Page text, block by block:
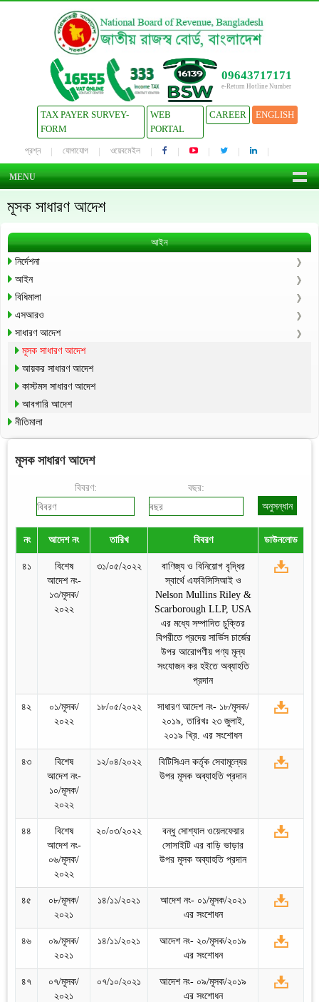
09643717171
e-Return Hotline Number
TAX PAYER SURVEY-
FORM
WEB
PORTAL
CAREER ENGLISH
প্রশ্ন যোগাযোগ ওয়েবমেইল
MENU
মূসক সাধারণ আদেশ
আইন
নির্দেশনা
আইন
বিধিমালা
এসআরও
সাধারণ আদেশ
মূসক সাধারণ আদেশ
আয়কর সাধারণ আদেশ
কাস্টমস সাধারণ আদেশ
আবগারি আদেশ
নীতিমালা
মূসক সাধারণ আদেশ
বিবরণ: বছর:
নং আদেশ নং তারিখ বিবরণ ডাউনলোড
৪১
বিশেষ
আদেশ নং-
১৩/মূসক/
২০২২
৩১/০৫/২০২২
বাণিজ্য ও বিনিয়োগ বৃদ্ধির
স্বার্থে এফবিসিসিআই ও
Nelson Mullins Riley &
Scarborough LLP, USA
এর মধ্যে সম্পাদিত চুক্তির
বিপরীতে প্রদেয় সার্ভিস চার্জের
উপর আরোপণীয় পণ্য মূল্য
সংযোজন কর হইতে অব্যাহতি
প্রদান
৪২
০১/মূসক/
২০২২
১৮/০৫/২০২২
সাধারণ আদেশ নং- ১৮/মূসক/
২০১৯, তারিখঃ ২৩ জুলাই,
২০১৯ খ্রি. এর সংশোধন
৪৩
বিশেষ
আদেশ নং-
১০/মূসক/
২০২২
১২/০৪/২০২২
বিটিসিএল কর্তৃক সেবামূল্যের
উপর মূসক অব্যাহতি প্রদান
৪৪
বিশেষ
আদেশ নং-
০৬/মূসক/
২০২২
২০/০৩/২০২২
বন্ধু সোশ্যাল ওয়েলফেয়ার
সোসাইটি এর বাড়ি ভাড়ার
উপর মূসক অব্যাহতি প্রদান
৪৫
০৮/মূসক/
২০২১
১৪/১১/২০২১
আদেশ নং- ০১/মূসক/২০২১
এর সংশোধন
৪৬
০৯/মূসক/
২০২১
১৪/১১/২০২১
আদেশ নং- ২০/মূসক/২০১৯
এর সংশোধন
৪৭
০৭/মূসক/
২০২১
০৭/১০/২০২১
আদেশ নং- ০৯/মূসক/২০১৯
এর সংশোধন